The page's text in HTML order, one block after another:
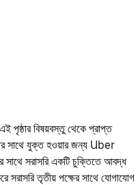
পৃষ্ঠার বিষয়বস্তু থেকে প্রাপ্ত
সাথে যুক্ত হওয়ার জন্য Uber
সরাসরি একটি চুক্তিতে আবদ্ধ
তৃতীয় পক্ষের সাথে যোগাযোগ